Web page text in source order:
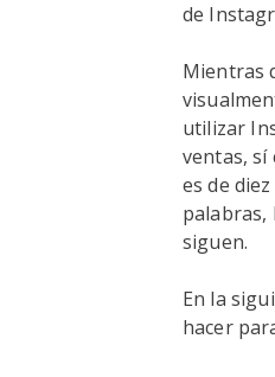
de
Mientras
utilizar
ventas, sí
es de diez
palabras,
siguen.
En la
hacer